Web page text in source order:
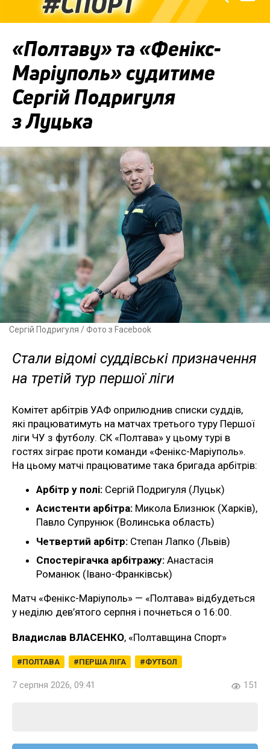
«Полтаву» та «Фенікс-
Маріуполь» судитиме
Сергій Подригуля
з Луцька
Сергій Подригуля / Фото з Facebook
Стали відомі суддівські призначення
на третій тур першої ліги
Комітет арбітрів УАФ оприлюднив списки суддів,
які працюватимуть на матчах третього туру Першої
ліги ЧУ з футболу. СК «Полтава» у цьому турі в
гостях зіграє проти команди «Фенікс-Маріуполь».
На цьому матчі працюватиме така бригада арбітрів:
Арбітр у полі: Сергій Подригуля (Луцьк)
Асистенти арбітра: Микола Близнюк (Харків),
Павло Супрунюк (Волинська область)
Четвертий арбітр: Степан Лапко (Львів)
Спостерігачка арбітражу: Анастасія
Романюк (Івано-Франківськ)
Матч «Фенікс-Маріуполь» — «Полтава» відбудеться
у неділю дев’ятого серпня і почнеться о 16:00.
Владислав ВЛАСЕНКО, «Полтавщина Спорт»
ПОЛТАВА ПЕРША ЛІГА ФУТБОЛ
7 серпня 2026, 09:41 151